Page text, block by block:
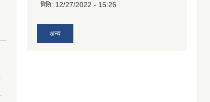
मिति: 12/27/2022 - 15:26
अन्य